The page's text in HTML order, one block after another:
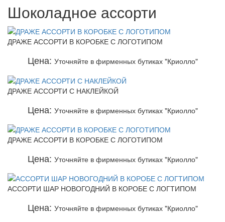
Шоколадное ассорти
ДРАЖЕ АССОРТИ В КОРОБКЕ С ЛОГОТИПОМ
Цена: Уточняйте в фирменных бутиках "Криолло"
ДРАЖЕ АССОРТИ С НАКЛЕЙКОЙ
Цена: Уточняйте в фирменных бутиках "Криолло"
ДРАЖЕ АССОРТИ В КОРОБКЕ С ЛОГОТИПОМ
Цена: Уточняйте в фирменных бутиках "Криолло"
АССОРТИ ШАР НОВОГОДНИЙ В КОРОБЕ С ЛОГТИПОМ
Цена: Уточняйте в фирменных бутиках "Криолло"